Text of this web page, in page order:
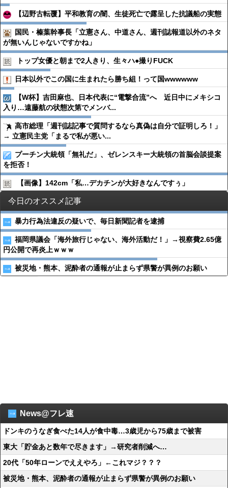
【辺野古転覆】平和教育の闇、生徒死亡で露呈した抗議船の実態
国民・榛葉幹事長「立憲さん、中道さん、週刊誌報道以外のネタ
が無いんじゃないですかね」
トップ女優と朝まで2人きり、生々ハ●︎撮りFUCK
日本以外でこの国に生まれたら勝ち組！って国wwwwww
【W杯】吉田麻也、日本代表に“電撃合流”へ 近日中にメキシコ
入り…遠藤航の状態次第でメンバ...
高市総理「週刊誌記事で質問するなら真偽は自分で証明しろ！」
→ 立憲民主党「まるで私が悪い...
プーチン大統領「無礼だ」、ゼレンスキー大統領の首脳会談提案
を拒否！
【画像】142cm「私…デカチンが大好きなんですぅ」
今日のオススメ記事
暴力行為法違反の疑いで、毎日新聞記者を逮捕
福岡県議会「海外旅行じゃない、海外活動だ！」→視察費2.65億
円公開で再炎上ｗｗｗ
被災地・熊本、泥酔者の通報が止まらず県警が異例のお願い
News@フレ速
ドンキのうなぎ食べた14人が食中毒…3歳児から75歳まで被害
東大「貯金あと数年で尽きます」→研究者削減へ…
20代「50年ローンでええやろ」←これマジ？？？
被災地・熊本、泥酔者の通報が止まらず県警が異例のお願い